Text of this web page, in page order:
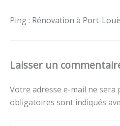
Ping : Rénovation à Port-
Laisser un
Votre adresse e-mail ne sera
obligatoires sont indiqués